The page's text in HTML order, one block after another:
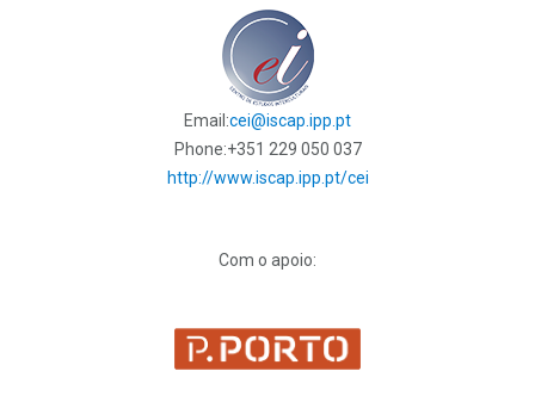
Email:cei@iscap.ipp.pt
Phone:+351 229 050 037
http://www.iscap.ipp.pt/cei
Com o apoio: